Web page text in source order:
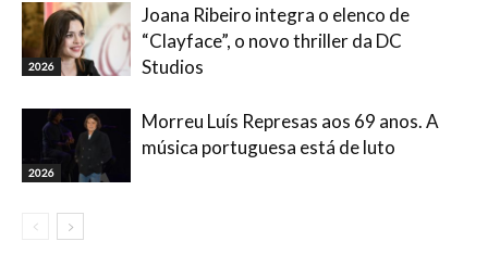
2026
Joana Ribeiro integra o elenco de
“Clayface”, o novo thriller da DC
Studios
2026
Morreu Luís Represas aos 69 anos. A
música portuguesa está de luto